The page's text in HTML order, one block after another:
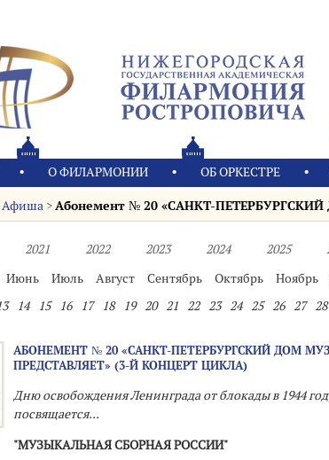
О ФИЛАРМОНИИ OБ ОРКЕСТРЕ
Афиша >Абонемент № 20 «САНКТ-
2021 2022 2023 2024 2025
Июнь Июль Август Сентябрь Октябрь Ноябрь
14 15 16 17 18 19 20 21 22 23 24 25 26 27 28
АБОНЕМЕНТ № 20 «САНКТ-ПЕТЕРБУРГСКИЙ ДОМ
ПРЕДСТАВЛЯЕТ» (3-Й КОНЦЕРТ ЦИКЛА)
Дню освобождения Ленинграда от блокады в 1944
посвящается...
"МУЗЫКАЛЬНАЯ СБОРНАЯ РОССИИ"